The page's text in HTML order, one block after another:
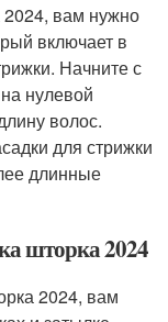
2024, вам нужно
включает в
Начните с
нулевой
волос.
для стрижки
длинные
шторка 2024
2024, вам